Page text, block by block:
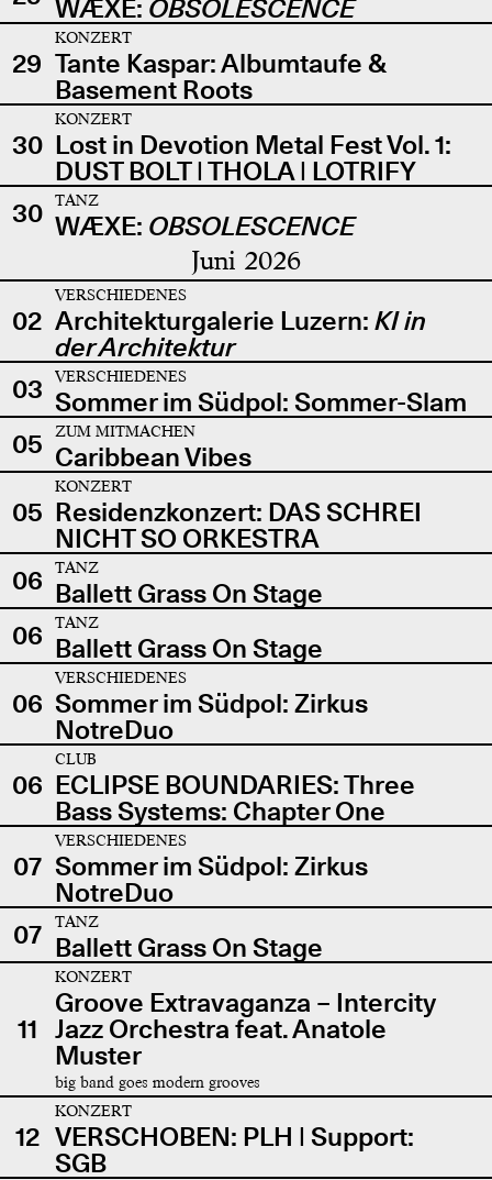
WÆXE: OBSOLESCENCE
29
KONZERT
Tante Kaspar: Albumtaufe &
Basement Roots
30
KONZERT
Lost in Devotion Metal Fest Vol. 1:
DUST BOLT | THOLA | LOTRIFY
30
TANZ
WÆXE: OBSOLESCENCE
Juni 2026
02
VERSCHIEDENES
Architekturgalerie Luzern: KI in
der Architektur
03
VERSCHIEDENES
Sommer im Südpol: Sommer-Slam
05
ZUM MITMACHEN
Caribbean Vibes
05
KONZERT
Residenzkonzert: DAS SCHREI
NICHT SO ORKESTRA
06
TANZ
Ballett Grass On Stage
06
TANZ
Ballett Grass On Stage
06
VERSCHIEDENES
Sommer im Südpol: Zirkus
NotreDuo
06
CLUB
ECLIPSE BOUNDARIES: Three
Bass Systems: Chapter One
07
VERSCHIEDENES
Sommer im Südpol: Zirkus
NotreDuo
07
TANZ
Ballett Grass On Stage
11
KONZERT
Groove Extravaganza – Intercity
Jazz Orchestra feat. Anatole
Muster
big band goes modern grooves
12
KONZERT
VERSCHOBEN: PLH | Support:
SGB